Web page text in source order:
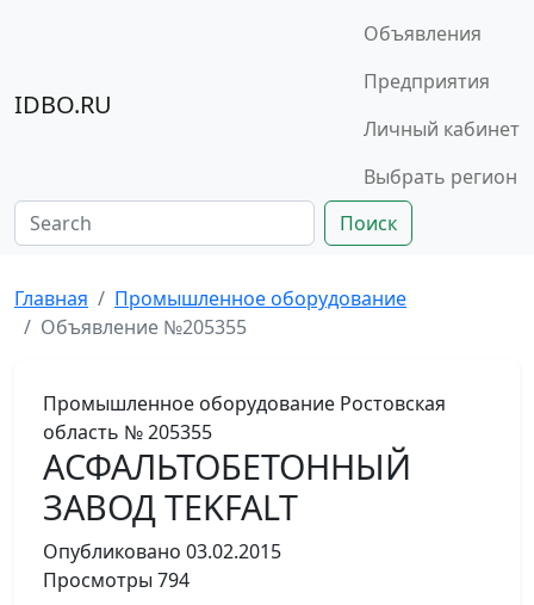
IDBO.RU
Объявления
Предприятия
Личный кабинет
Выбрать регион
Поиск
Главная
Промышленное оборудование
Объявление №205355
Промышленное оборудование Ростовская
область № 205355
АСФАЛЬТОБЕТОННЫЙ
ЗАВОД TEKFALT
Опубликовано 03.02.2015
Просмотры 794